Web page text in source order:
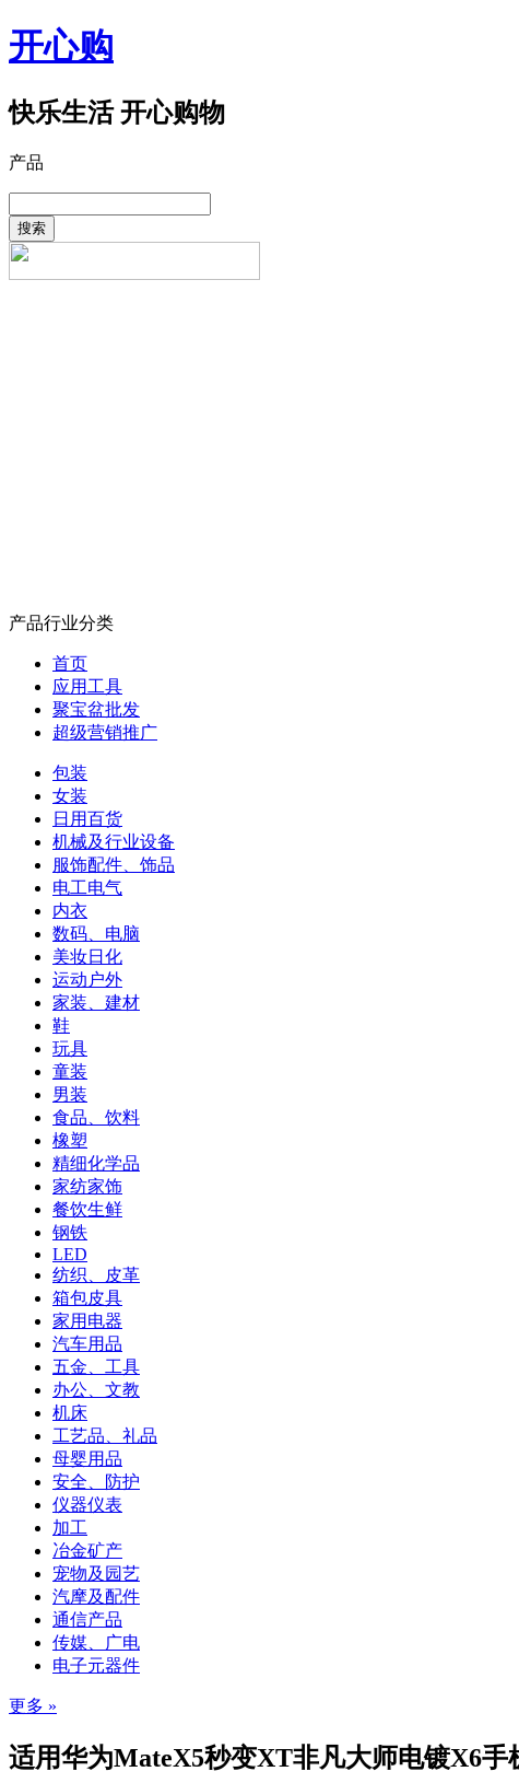
开心购
快乐生活 开心购物
产品
搜索
产品行业分类
首页
应用工具
聚宝盆批发
超级营销推广
包装
女装
日用百货
机械及行业设备
服饰配件、饰品
电工电气
内衣
数码、电脑
美妆日化
运动户外
家装、建材
鞋
玩具
童装
男装
食品、饮料
橡塑
精细化学品
家纺家饰
餐饮生鲜
钢铁
LED
纺织、皮革
箱包皮具
家用电器
汽车用品
五金、工具
办公、文教
机床
工艺品、礼品
母婴用品
安全、防护
仪器仪表
加工
冶金矿产
宠物及园艺
汽摩及配件
通信产品
传媒、广电
电子元器件
更多 »
适用华为MateX5秒变XT非凡大师电镀X6